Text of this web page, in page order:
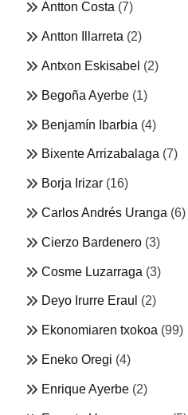
Antton Costa (7)
Antton Illarreta (2)
Antxon Eskisabel (2)
Begoña Ayerbe (1)
Benjamín Ibarbia (4)
Bixente Arrizabalaga (7)
Borja Irizar (16)
Carlos Andrés Uranga (6)
Cierzo Bardenero (3)
Cosme Luzarraga (3)
Deyo Irurre Eraul (2)
Ekonomiaren txokoa (99)
Eneko Oregi (4)
Enrique Ayerbe (2)